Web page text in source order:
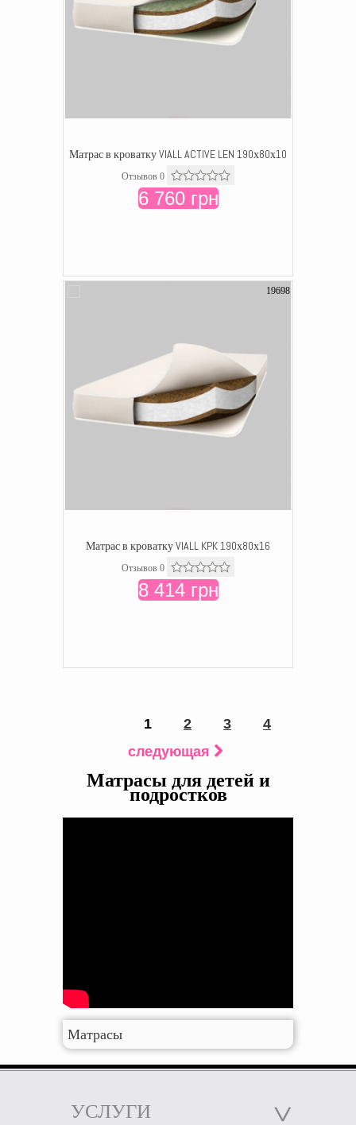
Матрас в кроватку VIALL ACTIVE LEN 190х80х10
Отзывов 0
6 760 грн
19698
Матрас в кроватку VIALL KPK 190х80х16
Отзывов 0
8 414 грн
1 2 3
4
следующая
Матрасы для детей и
подростков
Матрасы
УСЛУГИ